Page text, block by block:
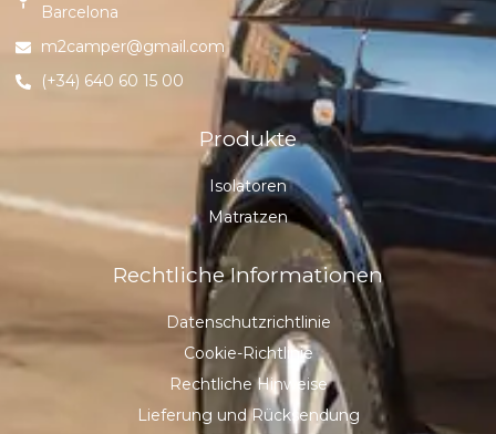
Barcelona
m2camper@gmail.com
(+34) 640 60 15 00
Produkte
Isolatoren
Matratzen
Rechtliche Informationen
Datenschutzrichtlinie
Cookie-Richtlinie
Rechtliche Hinweise
Lieferung und Rücksendung